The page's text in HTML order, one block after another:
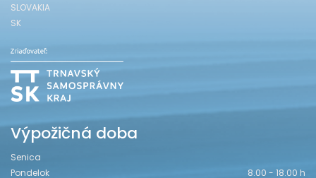
SLOVAKIA
SK
Výpožičná doba
Senica
Pondelok
8.00 - 18.00 h